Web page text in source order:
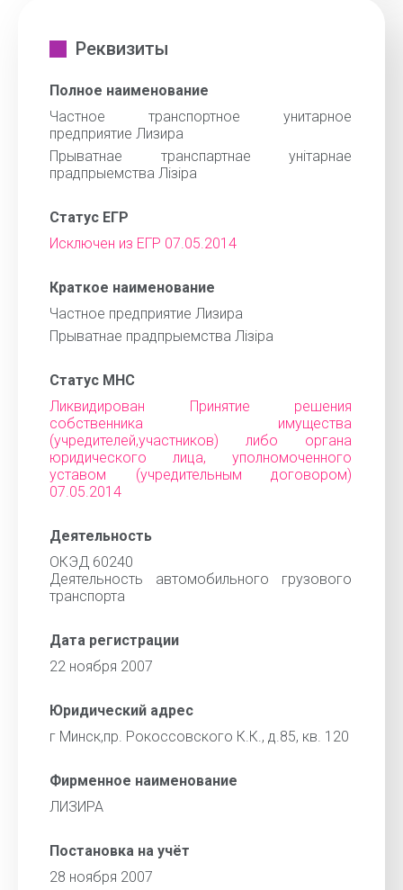
Реквизиты
Полное наименование
Частное транспортное унитарное
предприятие Лизира
Прыватнае транспартнае унiтарнае
прадпрыемства Лiзiра
Статус ЕГР
Исключен из ЕГР 07.05.2014
Краткое наименование
Частное предприятие Лизира
Прыватнае прадпрыемства Лiзiра
Статус МНС
Ликвидирован Принятие решения
собственника имущества
(учредителей,участников) либо органа
юридического лица, уполномоченного
уставом (учредительным договором)
07.05.2014
Деятельность
ОКЭД 60240
Деятельность автомобильного грузового
транспорта
Дата регистрации
22 ноября 2007
Юридический адрес
г Минск,пр. Рокоссовского К.К., д.85, кв. 120
Фирменное наименование
ЛИЗИРА
Постановка на учёт
28 ноября 2007